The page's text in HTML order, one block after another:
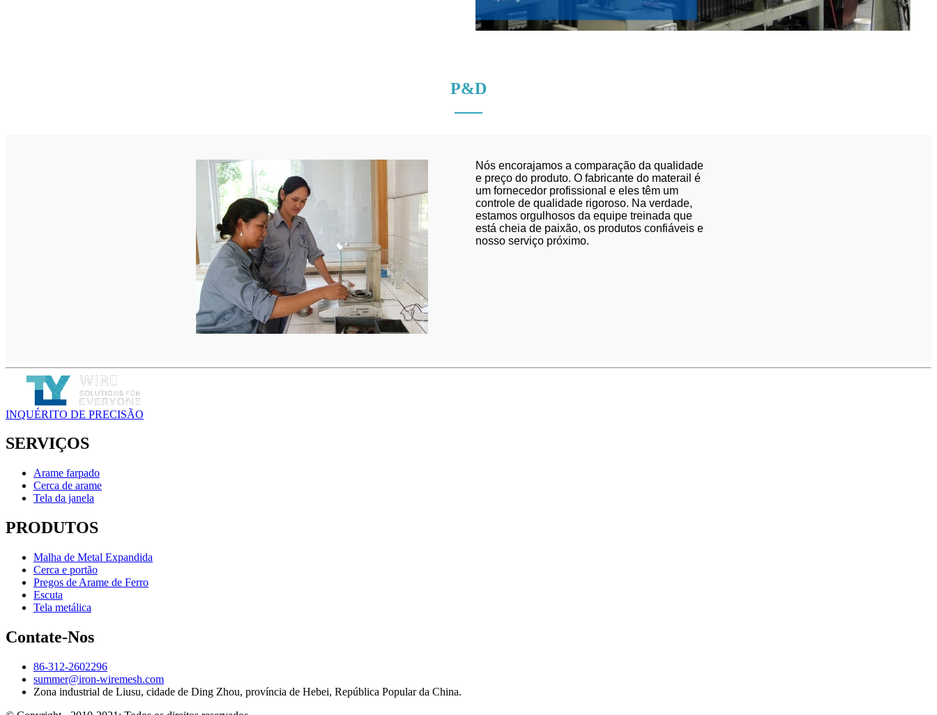
P&D
Nós encorajamos a comparação da qualidade
e preço do produto. O fabricante do materail é
um fornecedor profissional e eles têm um
controle de qualidade rigoroso. Na verdade,
estamos orgulhosos da equipe treinada que
está cheia de paixão, os produtos confiáveis ​​e
nosso serviço próximo.
INQUÉRITO DE PRECISÃO
SERVIÇOS
Arame farpado
Cerca de arame
Tela da janela
PRODUTOS
Malha de Metal Expandida
Cerca e portão
Pregos de Arame de Ferro
Escuta
Tela metálica
Contate-Nos
86-312-2602296
summer@iron-wiremesh.com
Zona industrial de Liusu, cidade de Ding Zhou, província de Hebei, República Popular da China.